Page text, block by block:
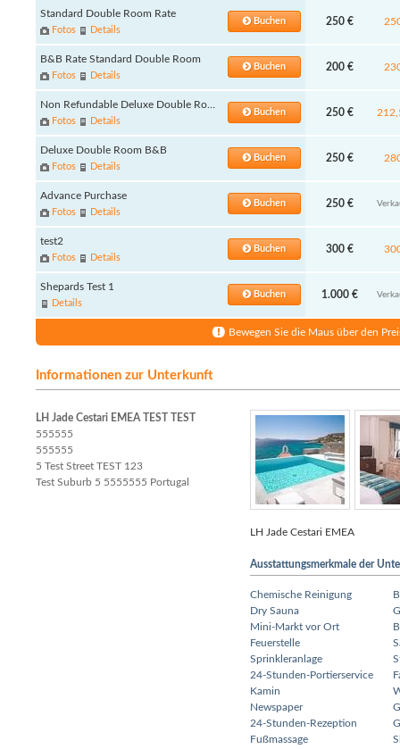
Standard Double Room Rate
Fotos Details
Buchen 250 €
B&B Rate Standard Double Room
Fotos Details
Buchen 200 €
Fotos Details
Buchen 250 €
Deluxe Double Room B&B
Fotos Details
Buchen 250 €
Advance Purchase
Fotos Details
Buchen 250 €
test2
Fotos Details
Buchen 300 €
Shepards Test 1
Details
Buchen 1.000 €
Bewegen Sie die Maus über den
Informationen zur Unterkunft
LH Jade Cestari EMEA TEST TEST
555555
555555
5 Test Street TEST 123
Test Suburb 5 5555555 Portugal
LH Jade Cestari EMEA
Ausstattungsmerkmale der
Chemische Reinigung
Dry Sauna
Mini-Markt vor Ort
Feuerstelle
Sprinkleranlage
24-Stunden-Portierservice
Kamin
Newspaper
24-Stunden-Rezeption
Fußmassage